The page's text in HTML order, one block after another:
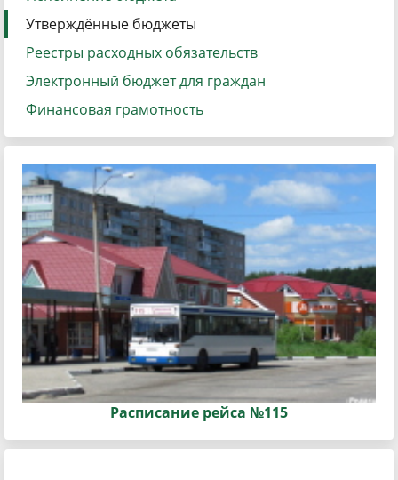
Утверждённые бюджеты
Реестры расходных обязательств
Электронный бюджет для граждан
Финансовая грамотность
Расписание рейса №115